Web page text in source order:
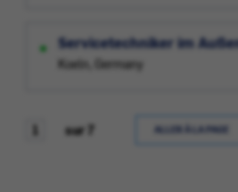
Servicetechniker im
Koeln, Germany
sur 7 ALLER À LA PAGE